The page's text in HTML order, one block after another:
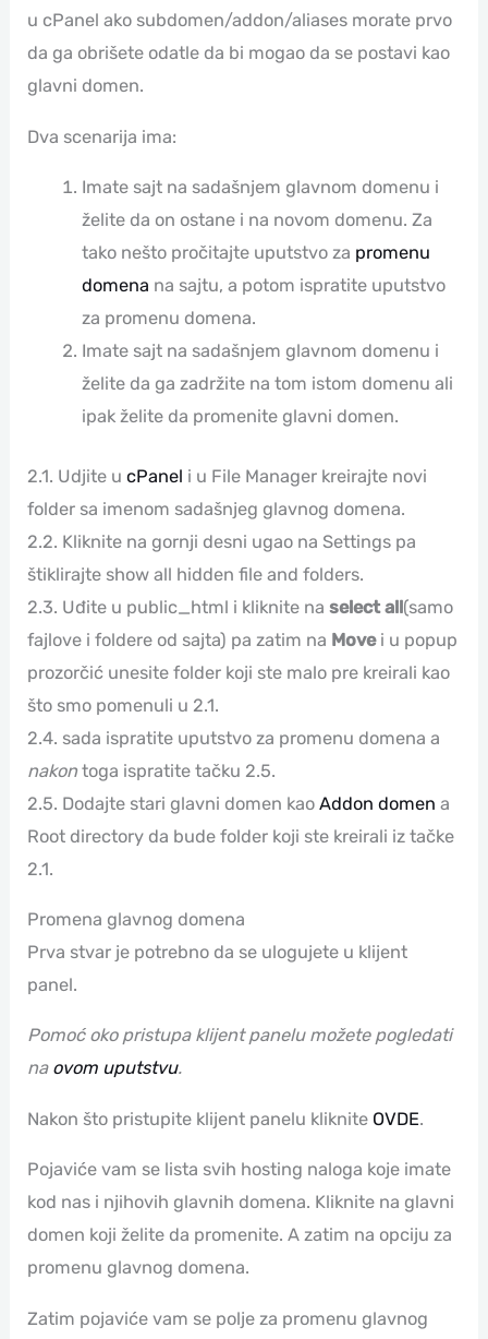
u cPanel ako subdomen/addon/aliases morate prvo
da ga obrišete odatle da bi mogao da se postavi kao
glavni domen.
Dva scenarija ima:
Imate sajt na sadašnjem glavnom domenu i
želite da on ostane i na novom domenu. Za
tako nešto pročitajte uputstvo za promenu
domena na sajtu, a potom ispratite uputstvo
za promenu domena.
Imate sajt na sadašnjem glavnom domenu i
želite da ga zadržite na tom istom domenu ali
ipak želite da promenite glavni domen.
2.1. Udjite ucPanel i u File Manager kreirajte novi
folder sa imenom sadašnjeg glavnog domena.
2.2. Kliknite na gornji desni ugao na Settings pa
štiklirajte show all hidden file and folders.
2.3. Uđite u public_html i kliknite naselect all(samo
fajlove i foldere od sajta) pa zatim na Movei u popup
prozorčić unesite folder koji ste malo pre kreirali kao
što smo pomenuli u 2.1.
2.4. sada ispratite uputstvo za promenu domena a
nakon toga ispratite tačku 2.5.
2.5. Dodajte stari glavni domen kaoAddon domen a
Root directory da bude folder koji ste kreirali iz tačke
2.1.
Promena glavnog domena
Prva stvar je potrebno da se ulogujete u klijent
panel.
Pomoć oko pristupa klijent panelu možete pogledati
na ovom uputstvu.
Nakon što pristupite klijent panelu kliknite OVDE.
Pojaviće vam se lista svih hosting naloga koje imate
kod nas i njihovih glavnih domena. Kliknite na glavni
domen koji želite da promenite. A zatim na opciju za
promenu glavnog domena.
Zatim pojaviće vam se polje za promenu glavnog